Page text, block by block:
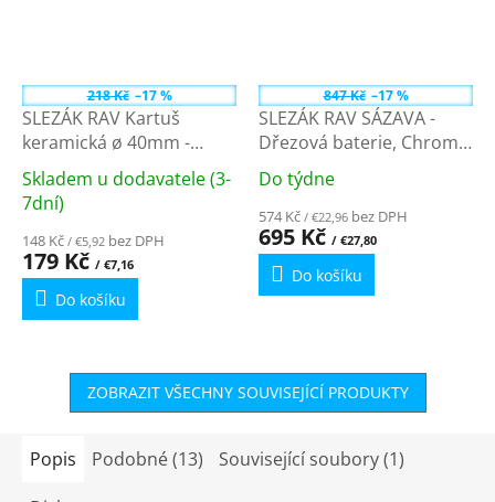
218 Kč –17 %
SLEZÁK RAV Kartuš
keramická ø 40mm -
nízká, Modrá KA4002
Průměrné
hodnocení
produktu
je
5,0
z
Skladem u dodavatele (3-
7dní)
148 Kč / €5,92 bez DPH
179 Kč / €7,16
Do košíku
847 Kč –17 %
SLEZÁK RAV SÁZAVA -
Dřezová baterie, Chrom
SA005.0 - 3/8''
Průměrné
hodnocení
produktu
je
4,3
Do týdne
574 Kč / €22,96 bez DPH
695 Kč / €27,80
Do košíku
ZOBRAZIT VŠECHNY SOUVISEJÍCÍ PRODUKTY
Popis Podobné (13)
Související soubory (1)